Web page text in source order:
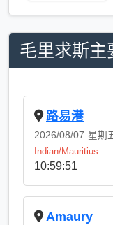
毛里求斯主
路易港
2026/08/07 星期
Indian/Mauritius
10:59:51
Amaury